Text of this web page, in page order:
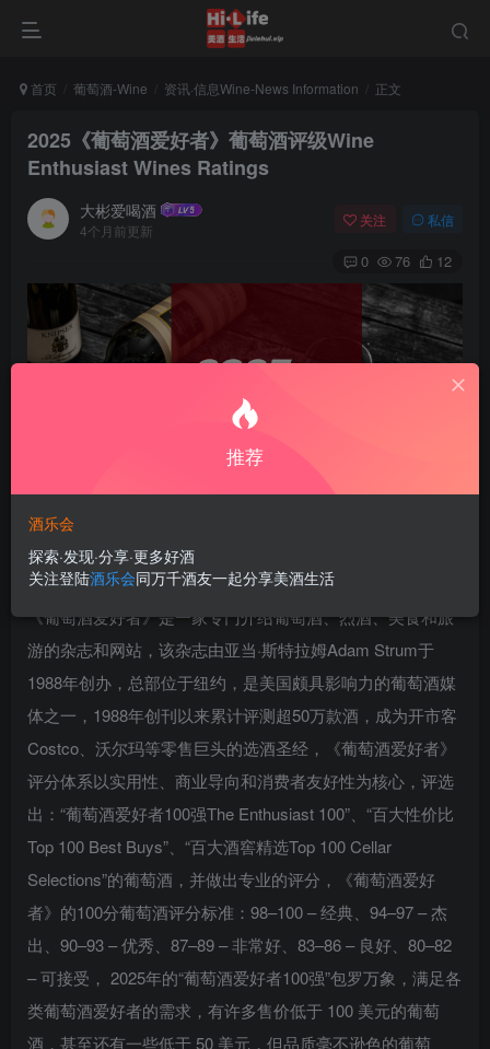
首页 葡萄酒-Wine 资讯·信息Wine-News Information 正文
2025《葡萄酒爱好者》葡萄酒评级Wine
Enthusiast Wines Ratings
大彬爱喝酒
4个月前更新
关注 私信
0 76 12
《葡萄酒爱好者》是一家专门介绍葡萄酒、烈酒、美食和旅
游的杂志和网站，该杂志由亚当·斯特拉姆Adam Strum于
1988年创办，总部位于纽约，是美国颇具影响力的葡萄酒媒
体之一，1988年创刊以来累计评测超50万款酒，成为开市客
Costco、沃尔玛等零售巨头的选酒圣经，《葡萄酒爱好者》
评分体系以实用性、商业导向和消费者友好性为核心，评选
出：“葡萄酒爱好者100强The Enthusiast 100”、“百大性价比
Top 100 Best Buys”、“百大酒窖精选Top 100 Cellar
Selections”的葡萄酒，并做出专业的评分，《葡萄酒爱好
者》的100分葡萄酒评分标准：98–100 – 经典、94–97 – 杰
出、90–93 – 优秀、87–89 – 非常好、83–86 – 良好、80–82
– 可接受， 2025年的“葡萄酒爱好者100强”包罗万象，满足各
类葡萄酒爱好者的需求，有许多售价低于 100 美元的葡萄
酒，甚至还有一些低于 50 美元，但品质毫不逊色的葡萄
推荐
酒乐会
探索·发现·分享·更多好酒
关注登陆酒乐会同万千酒友一起分享美酒生活